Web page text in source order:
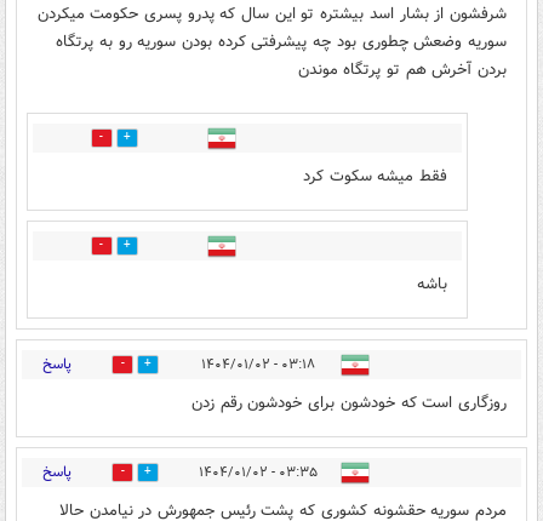
شرفشون از بشار اسد بیشتره تو این سال که پدرو پسری حکومت میکردن
سوریه وضعش چطوری بود چه پیشرفتی کرده بودن سوریه رو به پرتگاه
بردن آخرش هم تو پرتگاه موندن
1
فقط میشه سکوت کرد
1
باشه
۰۳:۱۸ - ۱۴۰۴/۰۱/۰۲ 0 پاسخ
روزگاری است که خودشون برای خودشون رقم زدن
۰۳:۳۵ - ۱۴۰۴/۰۱/۰۲ 3 پاسخ
مردم سوریه حقشونه کشوری که پشت رئیس جمهورش در نیامدن حالا